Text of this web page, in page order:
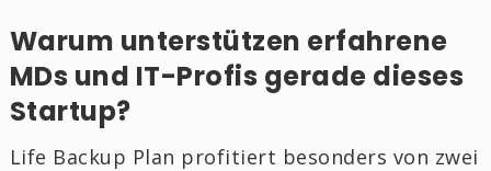
Warum unterstützen erfahrene
MDs und IT-Profis gerade dieses
Startup?
Life Backup Plan profitiert besonders von zwei